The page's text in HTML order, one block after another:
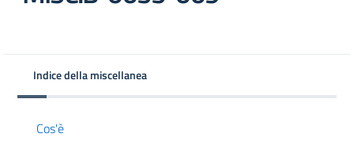
Indice della miscellanea
Cos'è